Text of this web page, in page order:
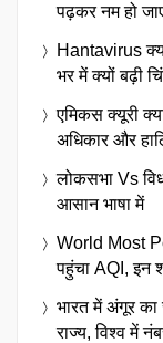
पढ़कर नम हो
Hantavirus
भर में क्यों बढ़ी
एमिकस क्यूरी
अधिकार और
लोकसभा Vs
आसान भाषा में
World Most
पहुंचा AQI, इन
भारत में अंगूर
राज्य, विश्व में